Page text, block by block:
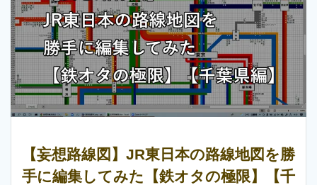
【妄想路線図】JR東日本の路線地図を勝
手に編集してみた【鉄オタの極限】【千